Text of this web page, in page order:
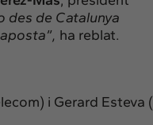
des de Catalunya
ha reblat.
i Gerard Esteva